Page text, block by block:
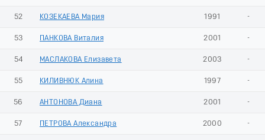
52 КОЗЕКАЕВА Мария 1991 -
53 ПАНКОВА Виталия 2001 -
54 МАСЛАКОВА Елизавета 2003 -
55 КИЛИВНЮК Алина 1997 -
56 АНТОНОВА Диана 2001 -
57 ПЕТРОВА Александра 2000 -